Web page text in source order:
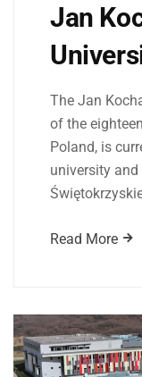
Jan
The Jan
of the
Poland, is
university
Read More